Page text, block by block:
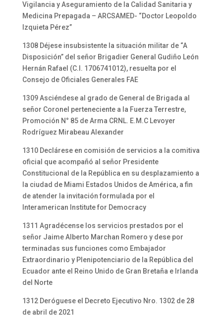
Vigilancia y Aseguramiento de la Calidad Sanitaria y
Medicina Prepagada – ARCSAMED- “Doctor Leopoldo
lzquieta Pérez”
1308 Déjese insubsistente la situación militar de “A
Disposición” del señor Brigadier General Gudiño León
Hernán Rafael (C.I. 1706741012), resuelta por el
Consejo de Oficiales Generales FAE
1309 Asciéndese al grado de General de Brigada al
señor Coronel perteneciente a la Fuerza Terrestre,
Promoción N° 85 de Arma CRNL. E.M.C Levoyer
Rodríguez Mirabeau Alexander
1310 Declárese en comisión de servicios a la comitiva
oficial que acompañó al señor Presidente
Constitucional de la República en su desplazamiento a
la ciudad de Miami Estados Unidos de América, a fin
de atender la invitación formulada por el
lnteramerican Institute for Democracy
1311 Agradécense los servicios prestados por el
señor Jaime Alberto Marchan Romero y dese por
terminadas sus funciones como Embajador
Extraordinario y Plenipotenciario de la República del
Ecuador ante el Reino Unido de Gran Bretaña e Irlanda
del Norte
1312 Deróguese el Decreto Ejecutivo Nro. 1302 de 28
de abril de 2021